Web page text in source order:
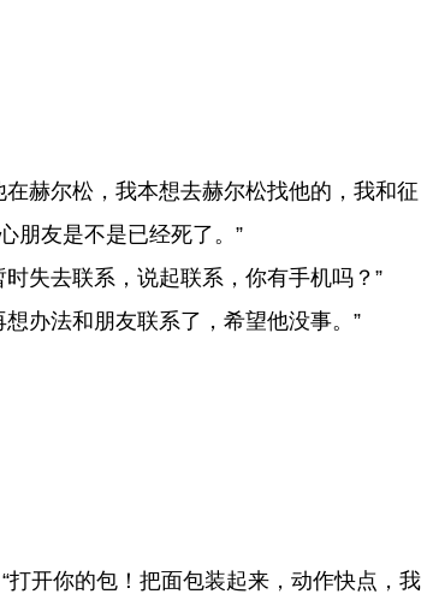
赫尔松，我本想去赫尔松找他的，我和征
朋友是不是已经死了。”
失去联系，说起联系，你有手机吗？”
办法和朋友联系了，希望他没事。”
开你的包！把面包装起来，动作快点，我